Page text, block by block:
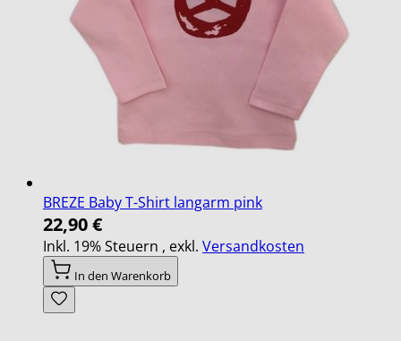
BREZE Baby T-Shirt langarm pink
22,90 €
Inkl. 19% Steuern , exkl. Versandkosten
In den Warenkorb